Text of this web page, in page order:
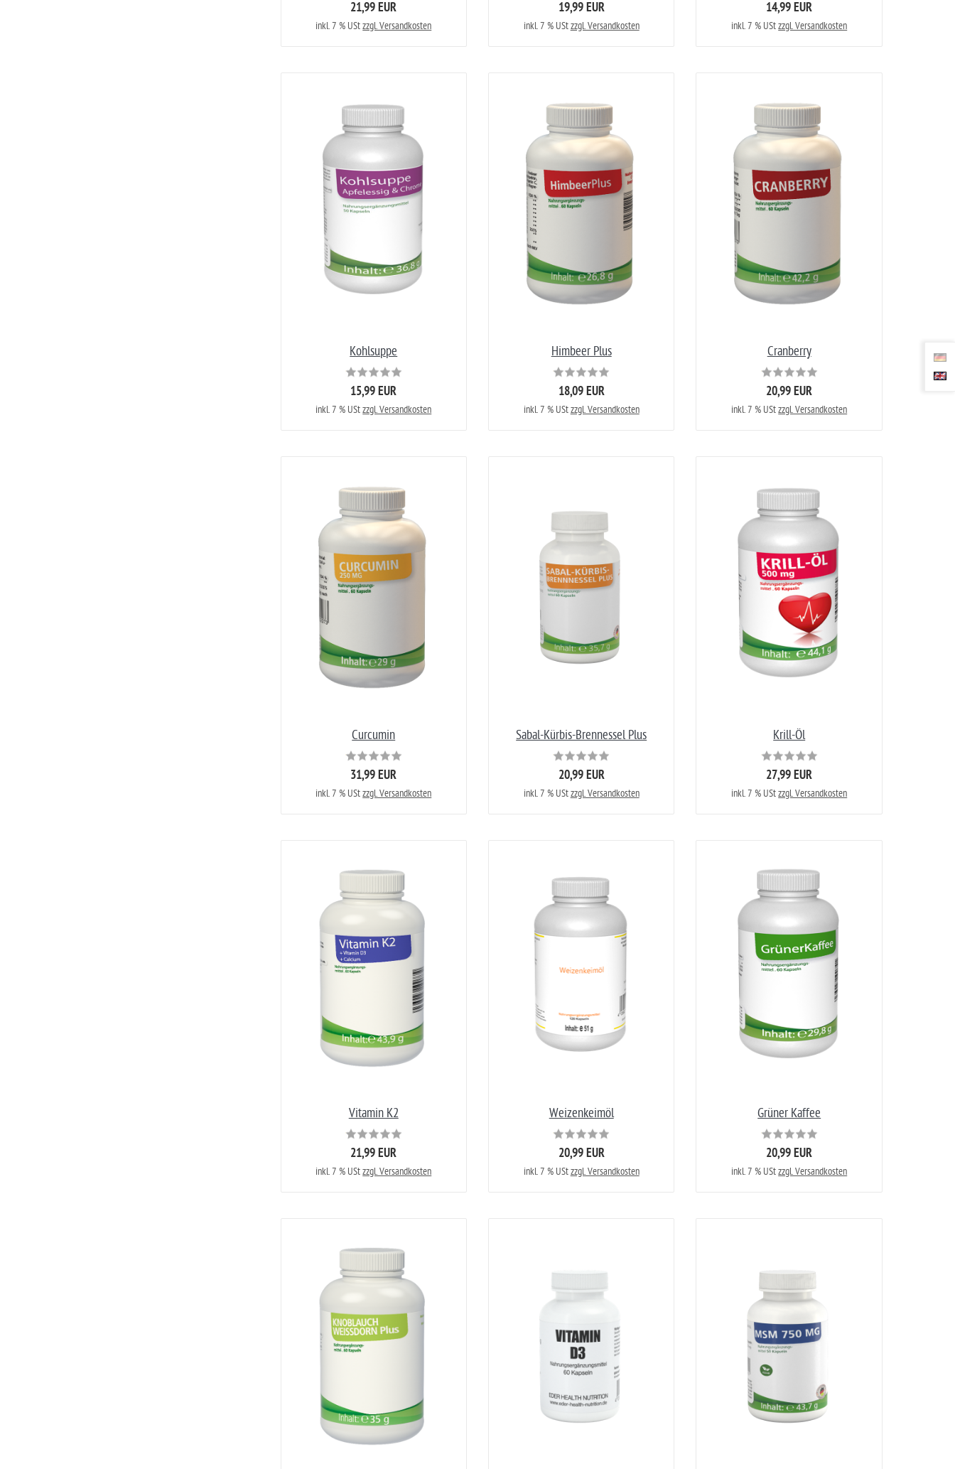
21,99 EUR
inkl. 7 % UStzzgl. Versandkosten
19,99 EUR
inkl. 7 % UStzzgl. Versandkosten
14,99 EUR
inkl. 7 % UStzzgl. Versandkosten
Kohlsuppe
15,99 EUR
inkl. 7 % UStzzgl. Versandkosten
Himbeer Plus
18,09 EUR
inkl. 7 % UStzzgl. Versandkosten
Cranberry
20,99 EUR
inkl. 7 % UStzzgl. Versandkosten
Curcumin
31,99 EUR
inkl. 7 % UStzzgl. Versandkosten
Sabal-Kürbis-Brennessel Plus
20,99 EUR
inkl. 7 % UStzzgl. Versandkosten
Krill-Öl
27,99 EUR
inkl. 7 % UStzzgl. Versandkosten
Vitamin K2
21,99 EUR
inkl. 7 % UStzzgl. Versandkosten
Weizenkeimöl
20,99 EUR
inkl. 7 % UStzzgl. Versandkosten
Grüner Kaffee
20,99 EUR
inkl. 7 % UStzzgl. Versandkosten